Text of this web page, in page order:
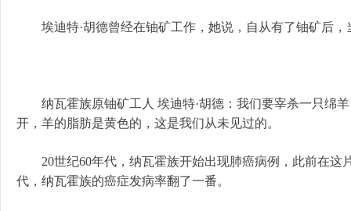
埃迪特·胡德曾经在铀矿工作，她说，自从有了铀矿后，
纳瓦霍族原铀矿工人 埃迪特·胡德：我们要宰杀一只绵
开，羊的脂肪是黄色的，这是我们从未见过的。
20世纪60年代，纳瓦霍族开始出现肺癌病例，此前在这
代，纳瓦霍族的癌症发病率翻了一番。